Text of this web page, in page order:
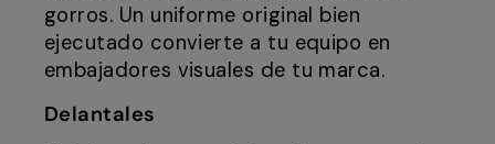
gorros. Un uniforme original bien
ejecutado convierte a tu equipo en
embajadores visuales de tu marca.
Delantales